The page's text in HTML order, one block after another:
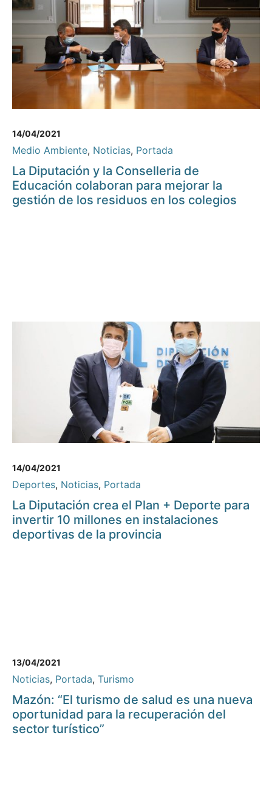
14/04/2021
Medio Ambiente, Noticias, Portada
La Diputación y la Conselleria de
Educación colaboran para mejorar la
gestión de los residuos en los colegios
14/04/2021
Deportes, Noticias, Portada
La Diputación crea el Plan + Deporte para
invertir 10 millones en instalaciones
deportivas de la provincia
13/04/2021
Noticias, Portada, Turismo
Mazón: “El turismo de salud es una nueva
oportunidad para la recuperación del
sector turístico”